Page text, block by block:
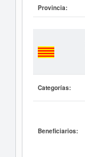
Provincia:
Categorías:
Beneficiarios: